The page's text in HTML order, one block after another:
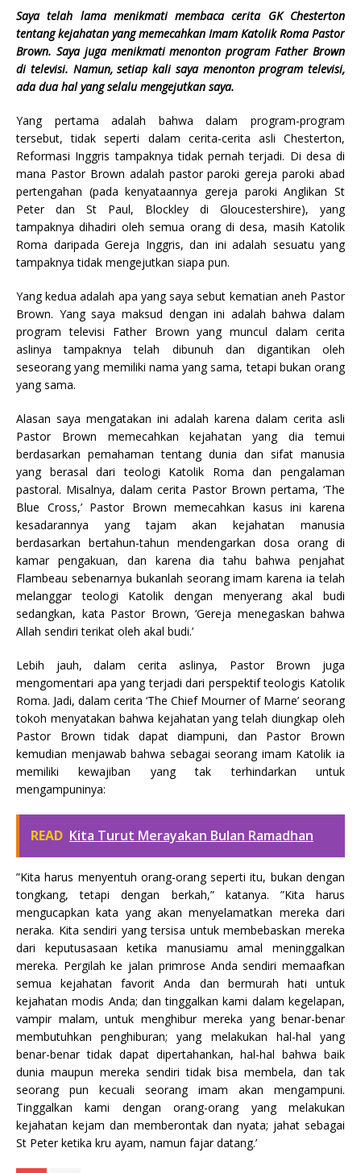
Saya telah lama menikmati membaca cerita GK Chesterton
tentang kejahatan yang memecahkan Imam Katolik Roma Pastor
Brown. Saya juga menikmati menonton program Father Brown
di televisi. Namun, setiap kali saya menonton program televisi,
ada dua hal yang selalu mengejutkan saya.
Yang pertama adalah bahwa dalam program-program
tersebut, tidak seperti dalam cerita-cerita asli Chesterton,
Reformasi Inggris tampaknya tidak pernah terjadi. Di desa di
mana Pastor Brown adalah pastor paroki gereja paroki abad
pertengahan (pada kenyataannya gereja paroki Anglikan St
Peter dan St Paul, Blockley di Gloucestershire), yang
tampaknya dihadiri oleh semua orang di desa, masih Katolik
Roma daripada Gereja Inggris, dan ini adalah sesuatu yang
tampaknya tidak mengejutkan siapa pun.
Yang kedua adalah apa yang saya sebut kematian aneh Pastor
Brown. Yang saya maksud dengan ini adalah bahwa dalam
program televisi Father Brown yang muncul dalam cerita
aslinya tampaknya telah dibunuh dan digantikan oleh
seseorang yang memiliki nama yang sama, tetapi bukan orang
yang sama.
Alasan saya mengatakan ini adalah karena dalam cerita asli
Pastor Brown memecahkan kejahatan yang dia temui
berdasarkan pemahaman tentang dunia dan sifat manusia
yang berasal dari teologi Katolik Roma dan pengalaman
pastoral. Misalnya, dalam cerita Pastor Brown pertama, ‘The
Blue Cross,’ Pastor Brown memecahkan kasus ini karena
kesadarannya yang tajam akan kejahatan manusia
berdasarkan bertahun-tahun mendengarkan dosa orang di
kamar pengakuan, dan karena dia tahu bahwa penjahat
Flambeau sebenarnya bukanlah seorang imam karena ia telah
melanggar teologi Katolik dengan menyerang akal budi
sedangkan, kata Pastor Brown, ‘Gereja menegaskan bahwa
Allah sendiri terikat oleh akal budi.’
Lebih jauh, dalam cerita aslinya, Pastor Brown juga
mengomentari apa yang terjadi dari perspektif teologis Katolik
Roma. Jadi, dalam cerita ‘The Chief Mourner of Marne’ seorang
tokoh menyatakan bahwa kejahatan yang telah diungkap oleh
Pastor Brown tidak dapat diampuni, dan Pastor Brown
kemudian menjawab bahwa sebagai seorang imam Katolik ia
memiliki kewajiban yang tak terhindarkan untuk
mengampuninya:
READ Kita Turut Merayakan Bulan Ramadhan
”Kita harus menyentuh orang-orang seperti itu, bukan dengan
tongkang, tetapi dengan berkah,” katanya. ”Kita harus
mengucapkan kata yang akan menyelamatkan mereka dari
neraka. Kita sendiri yang tersisa untuk membebaskan mereka
dari keputusasaan ketika manusiamu amal meninggalkan
mereka. Pergilah ke jalan primrose Anda sendiri memaafkan
semua kejahatan favorit Anda dan bermurah hati untuk
kejahatan modis Anda; dan tinggalkan kami dalam kegelapan,
vampir malam, untuk menghibur mereka yang benar-benar
membutuhkan penghiburan; yang melakukan hal-hal yang
benar-benar tidak dapat dipertahankan, hal-hal bahwa baik
dunia maupun mereka sendiri tidak bisa membela, dan tak
seorang pun kecuali seorang imam akan mengampuni.
Tinggalkan kami dengan orang-orang yang melakukan
kejahatan kejam dan memberontak dan nyata; jahat sebagai
St Peter ketika kru ayam, namun fajar datang.’